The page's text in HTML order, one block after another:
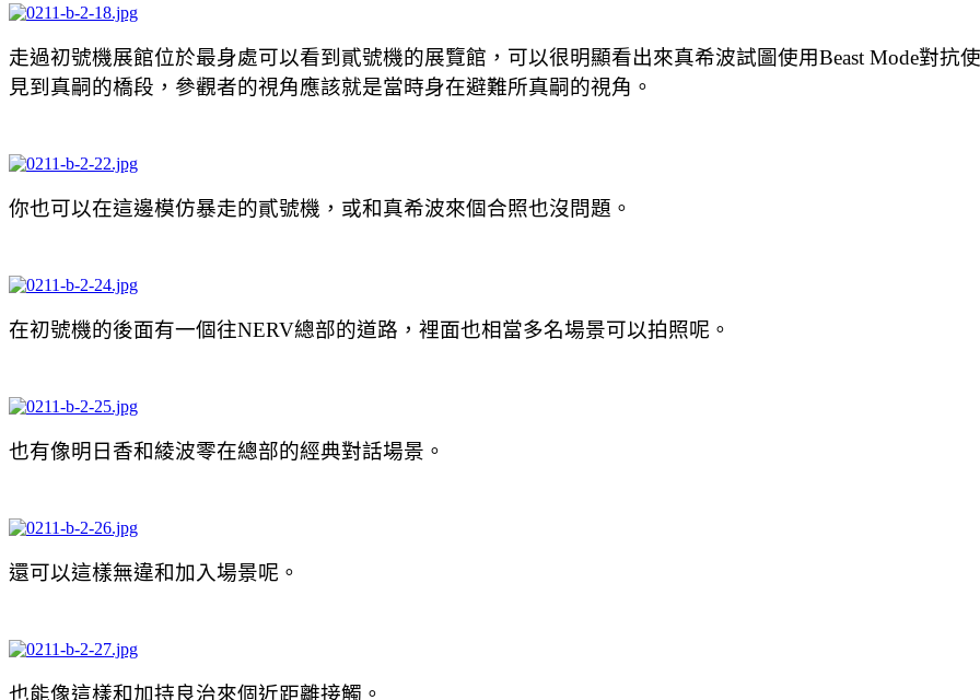
走過初號機展館位於最身處可以看到貳號機的展覽館，可以很明顯看出來真希波試圖使用Beast Mode對抗
見到真嗣的橋段，參觀者的視角應該就是當時身在避難所真嗣的視角。
你也可以在這邊模仿暴走的貳號機，或和真希波來個合照也沒問題。
在初號機的後面有一個往NERV總部的道路，裡面也相當多名場景可以拍照呢。
也有像明日香和綾波零在總部的經典對話場景。
還可以這樣無違和加入場景呢。
也能像這樣和加持良治來個近距離接觸。